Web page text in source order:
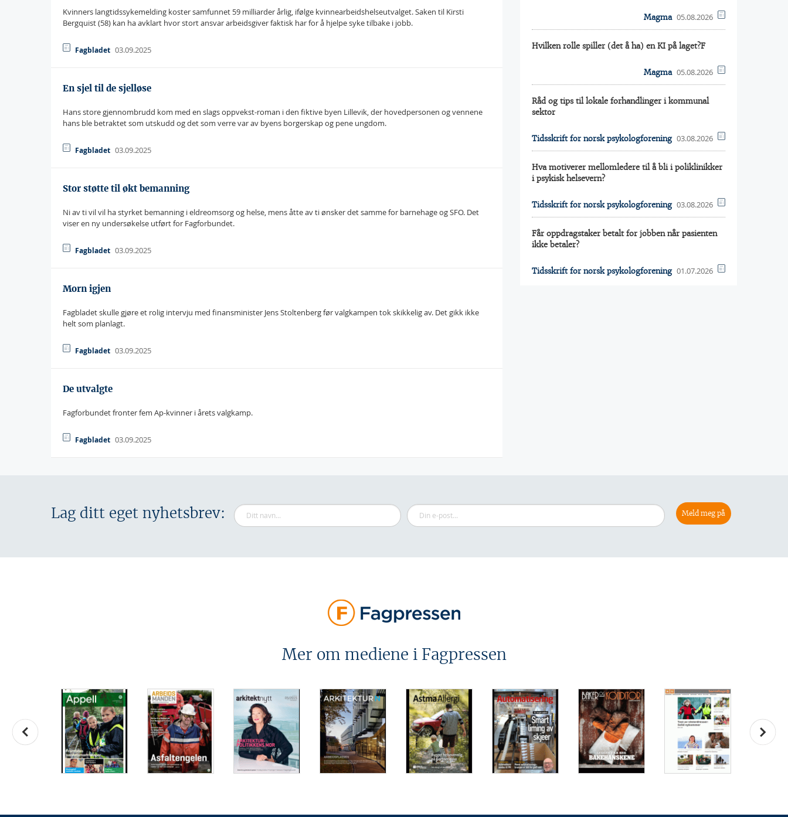
Kvinners langtidssykemelding koster samfunnet 59 milliarder årlig, ifølge kvinnearbeidshelseutvalget. Saken til Kirsti
Bergquist (58) kan ha avklart hvor stort ansvar arbeidsgiver faktisk har for å hjelpe syke tilbake i jobb.
Fagbladet 03.09.2025
En sjel til de sjelløse
Hans store gjennombrudd kom med en slags oppvekst-roman i den fiktive byen Lillevik, der hovedpersonen og vennene
hans ble betraktet som utskudd og det som verre var av byens borgerskap og pene ungdom.
Fagbladet 03.09.2025
Stor støtte til økt bemanning
Ni av ti vil vil ha styrket bemanning i eldreomsorg og helse, mens åtte av ti ønsker det samme for barnehage og SFO. Det
viser en ny undersøkelse utført for Fagforbundet.
Fagbladet 03.09.2025
Morn igjen
Fagbladet skulle gjøre et rolig intervju med finansminister Jens Stoltenberg før valgkampen tok skikkelig av. Det gikk ikke
helt som planlagt.
Fagbladet 03.09.2025
De utvalgte
Fagforbundet fronter fem Ap-kvinner i årets valgkamp.
Fagbladet 03.09.2025
Magma 05.08.2026
Hvilken rolle spiller (det å ha) en KI på laget?F
Magma 05.08.2026
Råd og tips til lokale forhandlinger i kommunal
sektor
Tidsskrift for norsk psykologforening 03.08.2026
Hva motiverer mellomledere til å bli i poliklinikker
i psykisk helsevern?
Tidsskrift for norsk psykologforening 03.08.2026
Får oppdragstaker betalt for jobben når pasienten
ikke betaler?
Tidsskrift for norsk psykologforening 01.07.2026
Lag ditt eget nyhetsbrev:
Mer om mediene i Fagpressen